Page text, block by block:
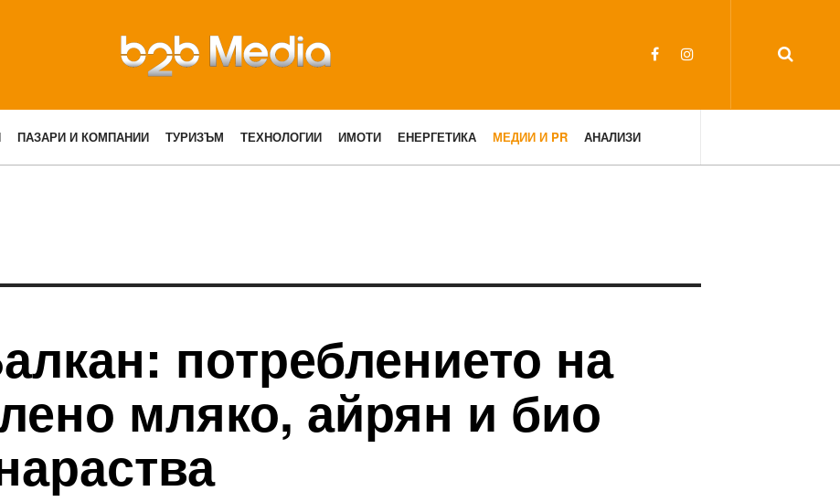
ПАЗАРИ И КОМПАНИИ ТУРИЗЪМ ТЕХНОЛОГИИ ИМОТИ ЕНЕРГЕТИКА МЕДИИ И PR АНАЛИЗИ
потреблението на
мляко, айрян и био